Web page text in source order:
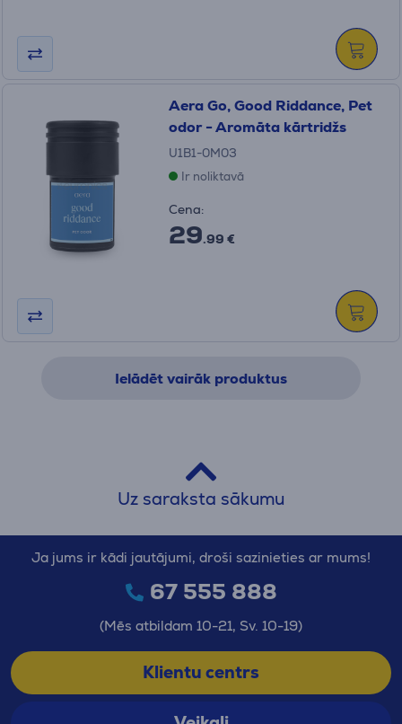
Aera Go, Good Riddance, Pet
odor - Aromāta kārtridžs
U1B1-0M03
Ir noliktavā
Cena:
29.99 €
Ielādēt vairāk produktus
Uz saraksta sākumu
Ja jums ir kādi jautājumi, droši sazinieties ar mums!
67 555 888
(Mēs atbildam 10-21, Sv. 10-19)
Klientu centrs